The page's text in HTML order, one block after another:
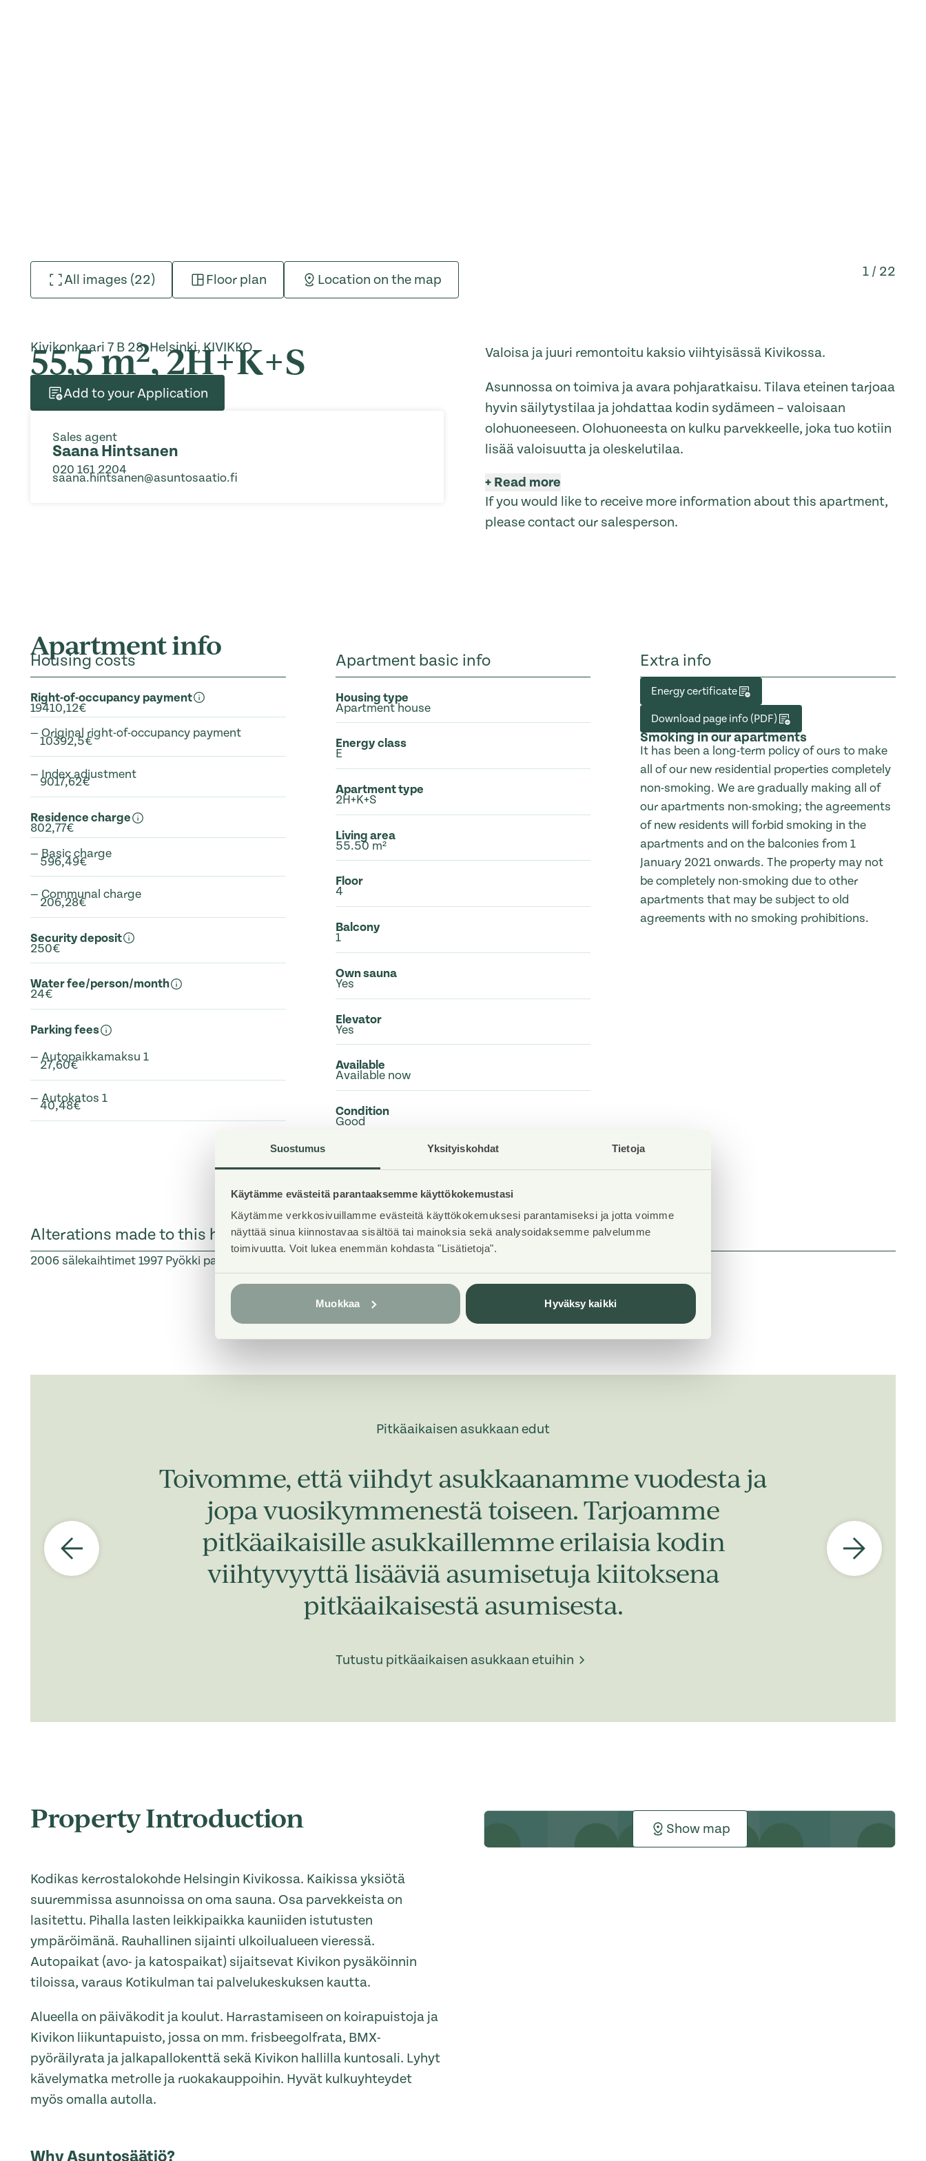
Suostumus Yksityiskohdat Tietoja
Käytämme evästeitä parantaaksemme käyttökokemustasi
Käytämme verkkosivuillamme evästeitä käyttökokemuksesi parantamiseksi ja jotta voimme
näyttää sinua kiinnostavaa sisältöä tai mainoksia sekä analysoidaksemme palvelumme
toimivuutta. Voit lukea enemmän kohdasta "Lisätietoja".
Muokkaa Hyväksy kaikki
All images (22) Floor plan Location on the map
1 / 22
Kivikonkaari 7 B 28, Helsinki, KIVIKKO
55,5 m2, 2H+K+S
Add to your Application
Sales agent
Saana Hintsanen
020 161 2204
saana.hintsanen@asuntosaatio.fi
Valoisa ja juuri remontoitu kaksio viihtyisässä Kivikossa.
Asunnossa on toimiva ja avara pohjaratkaisu. Tilava eteinen tarjoaa
hyvin säilytystilaa ja johdattaa kodin sydämeen – valoisaan
olohuoneeseen. Olohuoneesta on kulku parvekkeelle, joka tuo kotiin
lisää valoisuutta ja oleskelutilaa.
+ Read more
If you would like to receive more information about this apartment,
please contact our salesperson.
Apartment info
Housing costs
Right-of-occupancy payment
19410,12€
— Original right-of-occupancy payment
10392,5€
— Index adjustment
9017,62€
Residence charge
802,77€
— Basic charge
596,49€
— Communal charge
206,28€
Security deposit
250€
Water fee/person/month
24€
Parking fees
— Autopaikkamaksu 1
27,60€
— Autokatos 1
40,48€
Apartment basic info
Housing type
Apartment house
Energy class
E
Apartment type
2H+K+S
Living area
55.50 m²
Floor
4
Balcony
1
Own sauna
Yes
Elevator
Yes
Available
Available now
Condition
Good
Allowed
DNA Welho
Extra info
Energy certificate
Download page info (PDF)
Smoking in our apartments
It has been a long-term policy of ours to make
all of our new residential properties completely
non-smoking. We are gradually making all of
our apartments non-smoking; the agreements
of new residents will forbid smoking in the
apartments and on the balconies from 1
January 2021 onwards. The property may not
be completely non-smoking due to other
apartments that may be subject to old
agreements with no smoking prohibitions.
Alterations made to this home
2006 sälekaihtimet1997 Pyökki parketti
Pitkäaikaisen asukkaan edut
Toivomme, että viihdyt asukkaanamme vuodesta ja
jopa vuosikymmenestä toiseen. Tarjoamme
pitkäaikaisille asukkaillemme erilaisia kodin
viihtyvyyttä lisääviä asumisetuja kiitoksena
pitkäaikaisestä asumisesta.
Tutustu pitkäaikaisen asukkaan etuihin
Property Introduction
Kodikas kerrostalokohde Helsingin Kivikossa. Kaikissa yksiötä
suuremmissa asunnoissa on oma sauna. Osa parvekkeista on
lasitettu. Pihalla lasten leikkipaikka kauniiden istutusten
ympäröimänä. Rauhallinen sijainti ulkoilualueen vieressä.
Autopaikat (avo- ja katospaikat) sijaitsevat Kivikon pysäköinnin
tiloissa, varaus Kotikulman tai palvelukeskuksen kautta.
Alueella on päiväkodit ja koulut. Harrastamiseen on koirapuistoja ja
Kivikon liikuntapuisto, jossa on mm. frisbeegolfrata, BMX-
pyöräilyrata ja jalkapallokenttä sekä Kivikon hallilla kuntosali. Lyhyt
kävelymatka metrolle ja ruokakauppoihin. Hyvät kulkuyhteydet
myös omalla autolla.
Why Asuntosäätiö?
Show map